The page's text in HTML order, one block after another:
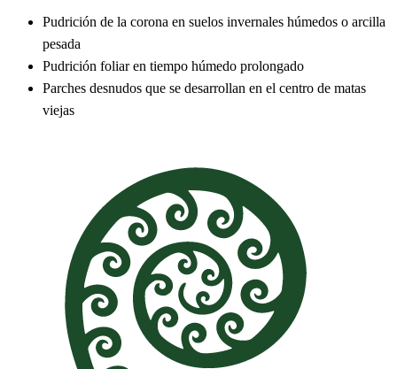
Pudrición de la corona en suelos invernales húmedos o arcilla
pesada
Pudrición foliar en tiempo húmedo prolongado
Parches desnudos que se desarrollan en el centro de matas
viejas